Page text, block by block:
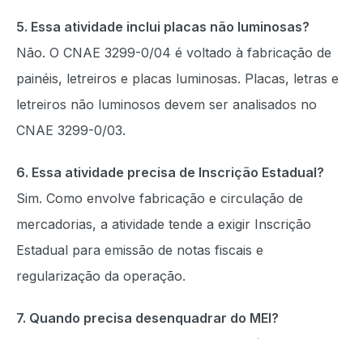
5. Essa atividade inclui placas não luminosas?
Não. O CNAE 3299-0/04 é voltado à fabricação de
painéis, letreiros e placas luminosas. Placas, letras e
letreiros não luminosos devem ser analisados no
CNAE 3299-0/03.
6. Essa atividade precisa de Inscrição Estadual?
Sim. Como envolve fabricação e circulação de
mercadorias, a atividade tende a exigir Inscrição
Estadual para emissão de notas fiscais e
regularização da operação.
7. Quando precisa desenquadrar do MEI?